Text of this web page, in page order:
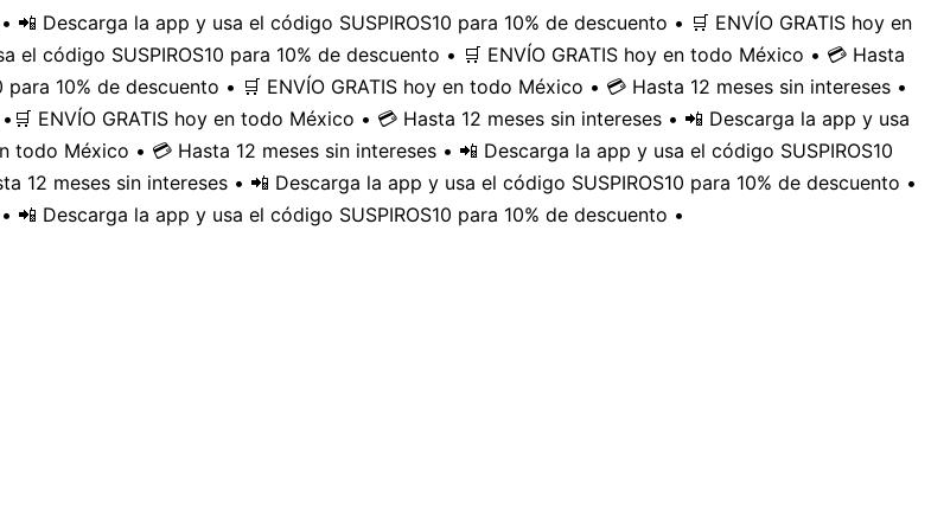
Descarga la app y usa el código SUSPIROS10 para 10% de descuento • 🛒 ENVÍO GRATIS hoy en
código SUSPIROS10 para 10% de descuento • 🛒 ENVÍO GRATIS hoy en todo México • 💳 Hasta
10% de descuento • 🛒 ENVÍO GRATIS hoy en todo México • 💳 Hasta 12 meses sin intereses •
🛒 ENVÍO GRATIS hoy en todo México • 💳 Hasta 12 meses sin intereses • 📲 Descarga la app y usa
todo México • 💳 Hasta 12 meses sin intereses • 📲 Descarga la app y usa el código SUSPIROS10
12 meses sin intereses • 📲 Descarga la app y usa el código SUSPIROS10 para 10% de descuento •
Descarga la app y usa el código SUSPIROS10 para 10% de descuento •